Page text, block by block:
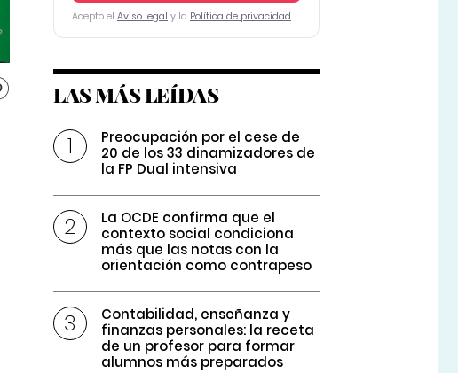
Acepto el Aviso legal y la Política de privacidad
LAS MÁS LEÍDAS
Preocupación por el cese de
20 de los 33 dinamizadores de
la FP Dual intensiva
La OCDE confirma que el
contexto social condiciona
más que las notas con la
orientación como contrapeso
Contabilidad, enseñanza y
finanzas personales: la receta
de un profesor para formar
alumnos más preparados